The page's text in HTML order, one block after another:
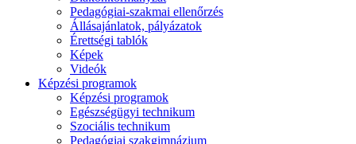
Pedagógiai-szakmai ellenőrzés
Állásajánlatok, pályázatok
Érettségi tablók
Képek
Videók
Képzési programok
Képzési programok
Egészségügyi technikum
Szociális technikum
Pedagógiai szakgimnázium